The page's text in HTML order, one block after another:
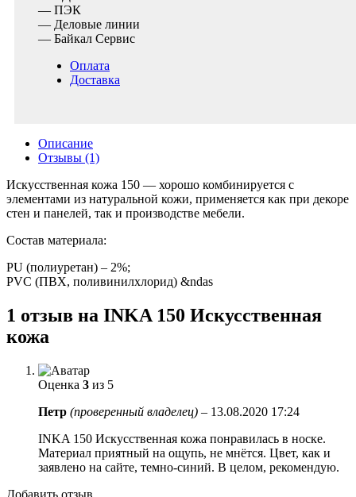
— ПЭК
— Деловые линии
— Байкал Сервис
Оплата
Доставка
Описание
Отзывы (1)
Искусственная кожа 150 — хорошо комбинируется с
элементами из натуральной кожи, применяется как при декоре
стен и панелей, так и производстве мебели.
Состав материала:
PU (полиуретан) – 2%;
PVC (ПВХ, поливинилхлорид) &ndas
1 отзыв на INKA 150 Искусственная
кожа
Оценка 3 из 5
Петр (проверенный владелец) – 13.08.2020 17:24
INKA 150 Искусственная кожа понравилась в носке.
Материал приятный на ощупь, не мнётся. Цвет, как и
заявлено на сайте, темно-синий. В целом, рекомендую.
Добавить отзыв